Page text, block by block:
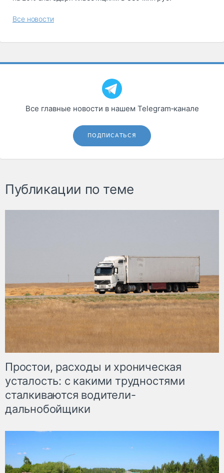
Все новости
Все главные новости в нашем Telegram‑канале
ПОДПИСАТЬСЯ
Публикации по теме
Простои, расходы и хроническая
усталость: с какими трудностями
сталкиваются водители-
дальнобойщики